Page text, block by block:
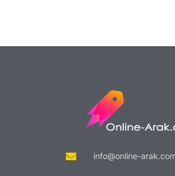
info@online-